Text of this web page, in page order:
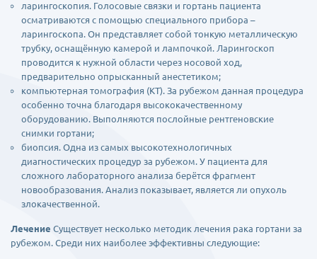
ларингоскопия. Голосовые связки и гортань пациента
осматриваются с помощью специального прибора –
ларингоскопа. Он представляет собой тонкую металлическую
трубку, оснащённую камерой и лампочкой. Ларингоскоп
проводится к нужной области через носовой ход,
предварительно опрысканный анестетиком;
компьютерная томография (КТ). За рубежом данная процедура
особенно точна благодаря высококачественному
оборудованию. Выполняются послойные рентгеновские
снимки гортани;
биопсия. Одна из самых высокотехнологичных
диагностических процедур за рубежом. У пациента для
сложного лабораторного анализа берётся фрагмент
новообразования. Анализ показывает, является ли опухоль
злокачественной.
Лечение Существует несколько методик лечения рака гортани за
рубежом. Среди них наиболее эффективны следующие: